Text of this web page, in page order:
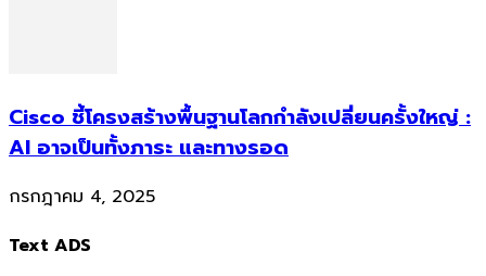
Cisco ชี้โครงสร้างพื้นฐานโลกกำลังเปลี่ยนครั้งใหญ่ :
AI อาจเป็นทั้งภาระ และทางรอด
กรกฎาคม 4, 2025
Text ADS